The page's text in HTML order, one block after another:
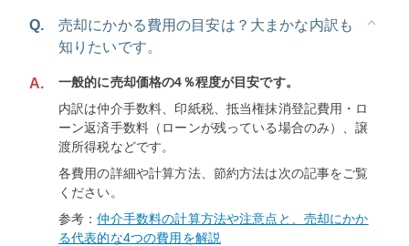
Q.
売却にかかる費用の目安は？大まかな内訳も
知りたいです。
A.
一般的に売却価格の4％程度が目安です。
内訳は仲介手数料、印紙税、抵当権抹消登記費用・ロ
ーン返済手数料（ローンが残っている場合のみ）、譲
渡所得税などです。
各費用の詳細や計算方法、節約方法は次の記事をご覧
ください。
参考：仲介手数料の計算方法や注意点と、売却にかか
る代表的な4つの費用を解説